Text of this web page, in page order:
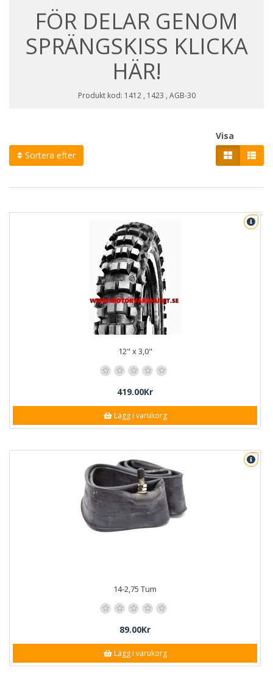
FÖR DELAR GENOM
SPRÄNGSKISS KLICKA
HÄR!
Produkt kod: 1412 , 1423 , AGB-30
Sortera efter
Visa
12" x 3,0"
419.00Kr
Lägg i varukorg
14-2,75 Tum
89.00Kr
Lägg i varukorg